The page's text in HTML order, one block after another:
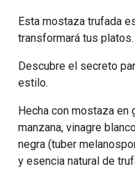
Esta mostaza trufada
transformará tus platos.
Descubre el secreto
estilo.
Hecha con mostaza en
manzana, vinagre
negra (tuber
y esencia natural de